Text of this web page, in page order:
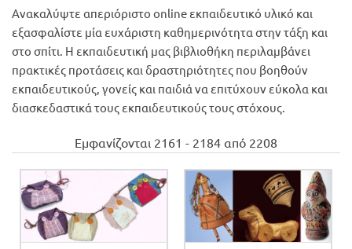
Σεμινάρια / Συνέδρια
Τεύχη Περιοδικών
Ανακαλύψτε απεριόριστο online εκπαιδευτικό υλικό και
εξασφαλίστε μία ευχάριστη καθημερινότητα στην τάξη και
στο σπίτι. Η εκπαιδευτική μας βιβλιοθήκη περιλαμβάνει
πρακτικές προτάσεις και δραστηριότητες που βοηθούν
εκπαιδευτικούς, γονείς και παιδιά να επιτύχουν εύκολα και
διασκεδαστικά τους εκπαιδευτικούς τους στόχους.
Εμφανίζονται 2161 - 2184 από 2208